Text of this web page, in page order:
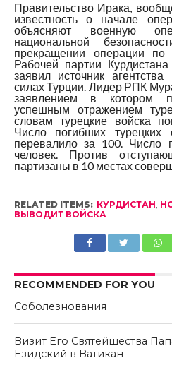
Правительство Ирака,
известность о начале
объясняют военную
национальной
прекращении операции по
Рабочей партии
заявил источник
силах Турции. Лидер РПК
заявлением в котором
успешным отражением
словам турецкие войска
Число погибших
перевалило за 100. Число
человек. Против
партизаны в 10 местах
RELATED ITEMS: КУРДИСТАН,
ВЫВОДИТ ВОЙСКА
RECOMMENDED FOR YOU
Соболезнования
Визит Его Святейшества
Езидский в Ватикан